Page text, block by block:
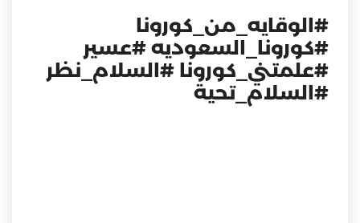
#الوقايه_من_كورونا
#كورونا_السعوديه #عسير
#علمتني_كورونا #السلام_نظر
#السلام_تحية